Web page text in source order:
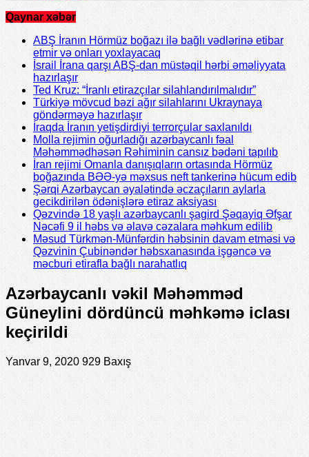
Qaynar xəbər
ABŞ İranın Hörmüz boğazı ilə bağlı vədlərinə etibar
etmir və onları yoxlayacaq
İsrail İrana qarşı ABŞ-dan müstəqil hərbi əməliyyata
hazırlaşır
Ted Kruz: “İranlı etirazçılar silahlandırılmalıdır”
Türkiyə mövcud bəzi ağır silahlarını Ukraynaya
göndərməyə hazırlaşır
İraqda İranın yetişdirdiyi terrorçular saxlanıldı
Molla rejimin oğurladığı azərbaycanlı fəal
Məhəmmədhəsən Rəhiminin cansız bədəni tapılıb
İran rejimi Omanla danışıqların ortasında Hörmüz
boğazında BƏƏ-yə məxsus neft tankerinə hücum edib
Şərqi Azərbaycan əyalətində əczaçıların aylarla
gecikdirilən ödənişlərə etiraz aksiyası
Qəzvində 18 yaşlı azərbaycanlı şagird Şəqayiq Əfşar
Nəcəfi 9 il həbs və əlavə cəzalara məhkum edilib
Məsud Türkmən-Münfərdin həbsinin davam etməsi və
Qəzvinin Çubinəndər həbsxanasında işgəncə və
məcburi etirafla bağlı narahatlıq
Azərbaycanlı vəkil Məhəmməd
Güneylini dördüncü məhkəmə iclası
keçirildi
Yanvar 9, 2020 929 Baxış